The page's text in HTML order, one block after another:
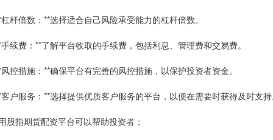
杆倍数：**选择适合自己风险承受能力的杠杆倍数。
续费：**了解平台收取的手续费，包括利息、管理费和交易费。
控措施：**确保平台有完善的风控措施，以保护投资者资金。
户服务：**选择提供优质客户服务的平台，以便在需要时获得及时支
股指期货配资平台可以帮助投资者：